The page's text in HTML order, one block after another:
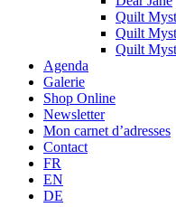
Quilt
Quilt
Quilt
Agenda
Galerie
Shop Online
Newsletter
Mon carnet d’adresses
Contact
FR
EN
DE